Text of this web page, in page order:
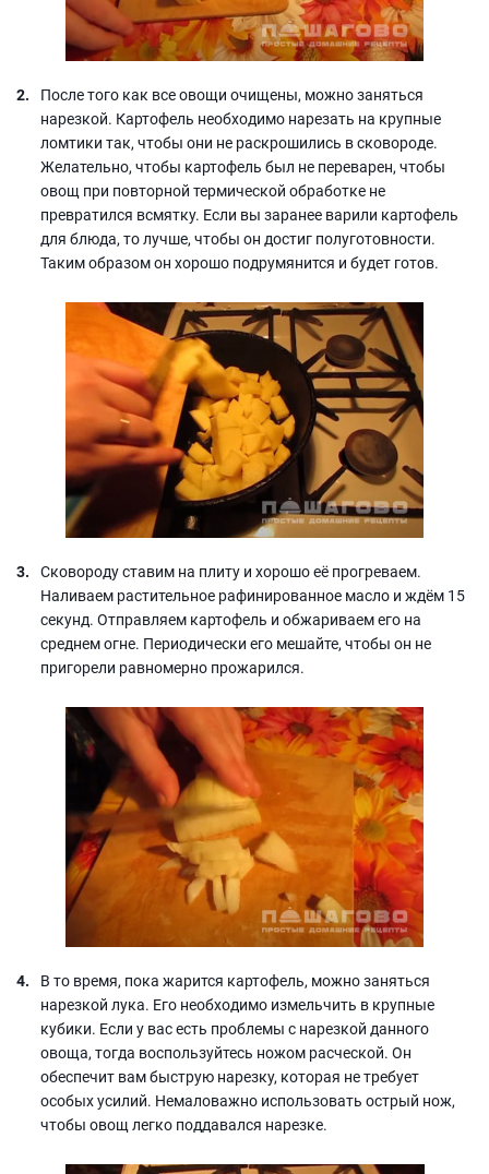
После того как все овощи очищены, можно заняться
нарезкой. Картофель необходимо нарезать на крупные
ломтики так, чтобы они не раскрошились в сковороде.
Желательно, чтобы картофель был не переварен, чтобы
овощ при повторной термической обработке не
превратился всмятку. Если вы заранее варили картофель
для блюда, то лучше, чтобы он достиг полуготовности.
Таким образом он хорошо подрумянится и будет готов.
Сковороду ставим на плиту и хорошо её прогреваем.
Наливаем растительное рафинированное масло и ждём 15
секунд. Отправляем картофель и обжариваем его на
среднем огне. Периодически его мешайте, чтобы он не
пригорели равномерно прожарился.
В то время, пока жарится картофель, можно заняться
нарезкой лука. Его необходимо измельчить в крупные
кубики. Если у вас есть проблемы с нарезкой данного
овоща, тогда воспользуйтесь ножом расческой. Он
обеспечит вам быструю нарезку, которая не требует
особых усилий. Немаловажно использовать острый нож,
чтобы овощ легко поддавался нарезке.